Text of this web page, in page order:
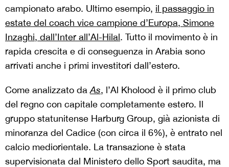
campionato arabo. Ultimo esempio, il passaggio in
estate del coach vice campione d’Europa, Simone
Inzaghi, dall’Inter all’Al-Hilal. Tutto il movimento è in
rapida crescita e di conseguenza in Arabia sono
arrivati anche i primi investitori dall’estero.
Come analizzato daAs, l’Al Kholood è il primo club
del regno con capitale completamente estero. Il
gruppo statunitense Harburg Group, già azionista di
minoranza del Cadice (con circa il 6%), è entrato nel
calcio mediorientale. La transazione è stata
supervisionata dal Ministero dello Sport saudita, ma